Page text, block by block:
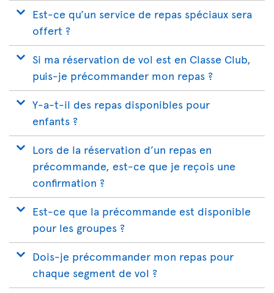
Est-ce qu’un service de repas spéciaux sera
offert ?
Si ma réservation de vol est en Classe Club,
puis-je précommander mon repas ?
Y-a-t-il des repas disponibles pour
enfants ?
Lors de la réservation d’un repas en
précommande, est-ce que je reçois une
confirmation ?
Est-ce que la précommande est disponible
pour les groupes ?
Dois-je précommander mon repas pour
chaque segment de vol ?